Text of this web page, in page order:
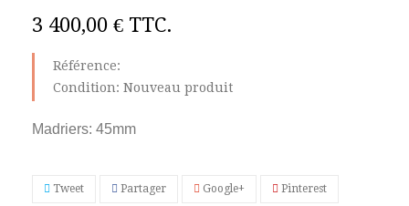
3 400,00 € TTC.
Référence:
Condition: Nouveau produit
Madriers: 45mm
Tweet Partager Google+ Pinterest